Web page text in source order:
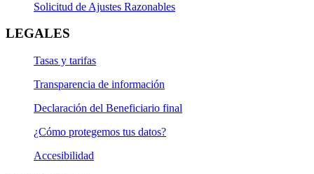
Solicitud de Ajustes Razonables
LEGALES
Tasas y tarifas
Transparencia de información
Declaración del Beneficiario final
¿Cómo protegemos tus datos?
Accesibilidad